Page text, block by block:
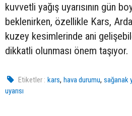
kuvvetli yağış uyarısının gün
beklenirken, özellikle Kars,
kuzey kesimlerinde ani
dikkatli olunması önem taşıyor.
Etiketler : kars,hava durumu,sağanak
uyarısı